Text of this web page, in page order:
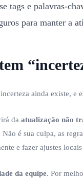
tags e palavras-
para manter a
ainda existe, e
da atualização não
é sua culpa, as
e fazer ajustes
da equipe. Por